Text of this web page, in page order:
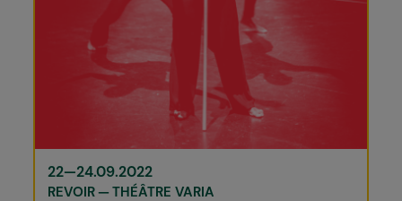
22—24.09.2022
REVOIR THÉÂTRE VARIA